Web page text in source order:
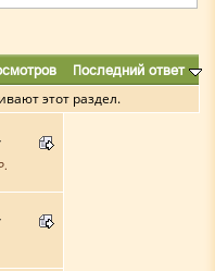
Последний ответ
этот раздел.